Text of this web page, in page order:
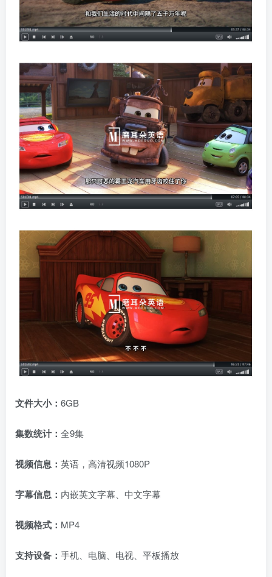
文件大小： 6GB
集数统计： 全9集
视频信息： 英语，高清视频1080P
字幕信息： 内嵌英文字幕、中文字幕
视频格式： MP4
支持设备： 手机、电脑、电视、平板播放